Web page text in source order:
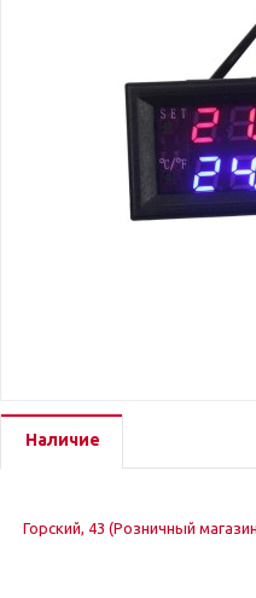
Наличие
Горский, 43 (Розничный